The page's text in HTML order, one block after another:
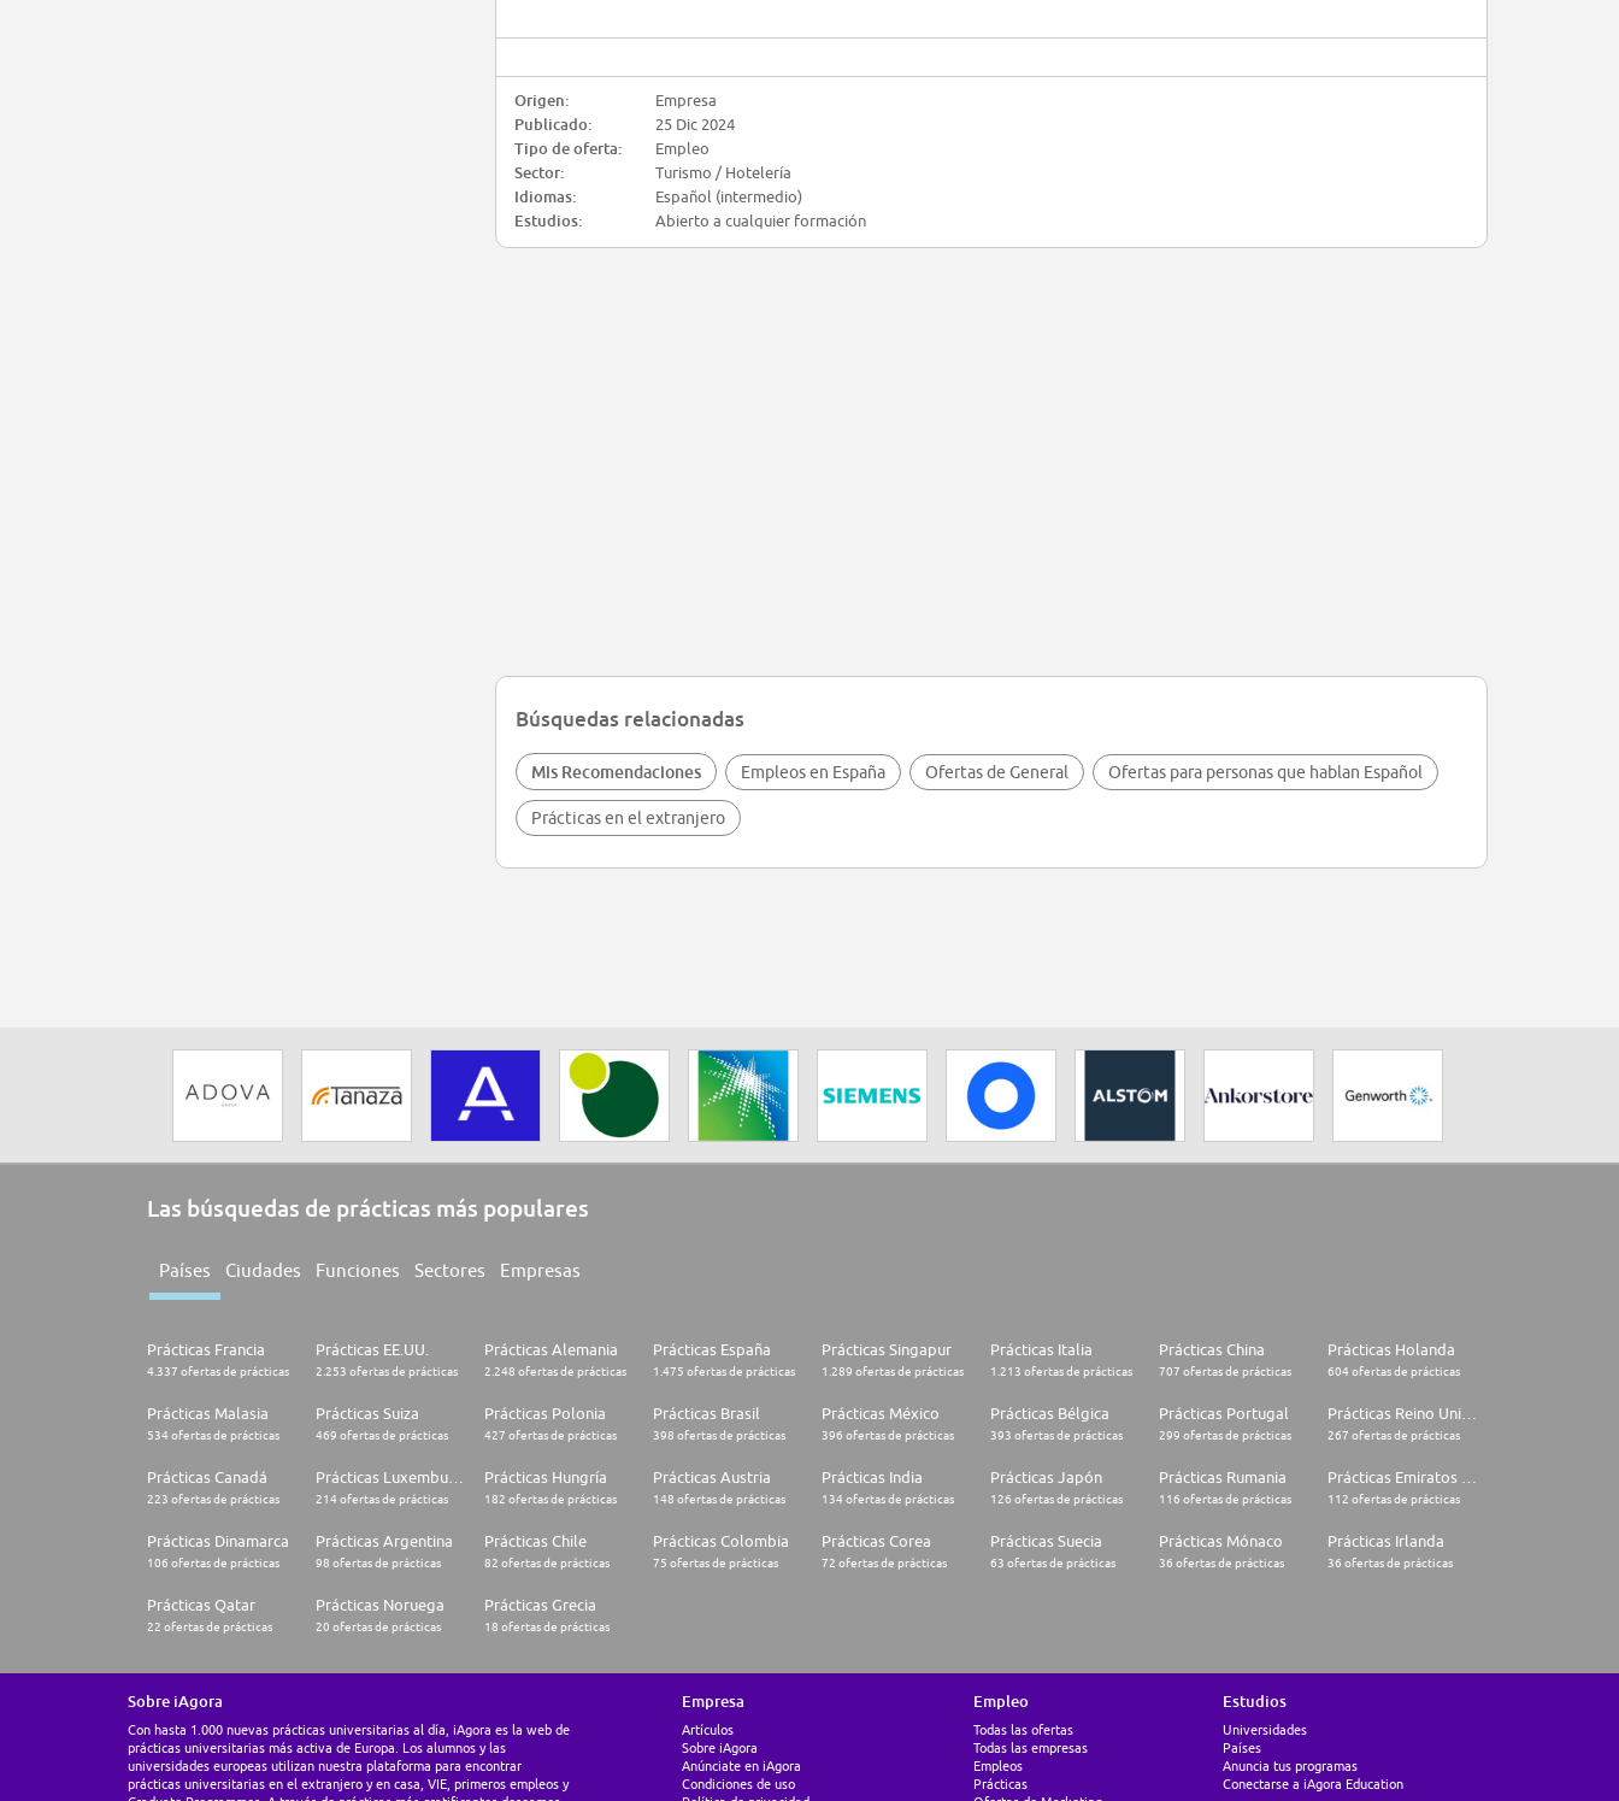
Origen:
Empresa
Publicado:
25 Dic 2024
Tipo de oferta:
Empleo
Sector:
Turismo / Hotelería
Idiomas:
Español (intermedio)
Estudios:
Abierto a cualquier formación
Búsquedas relacionadas
Mis Recomendaciones Empleos en España Ofertas de General Ofertas para personas que hablan Español
Prácticas en el extranjero
Las búsquedas de prácticas más populares
Países Ciudades Funciones Sectores Empresas
Prácticas Francia
4.337 ofertas de prácticas
Prácticas EE.UU.
2.253 ofertas de prácticas
Prácticas Alemania
2.248 ofertas de prácticas
Prácticas España
1.475 ofertas de prácticas
Prácticas Singapur
1.289 ofertas de prácticas
Prácticas Italia
1.213 ofertas de prácticas
Prácticas China
707 ofertas de prácticas
Prácticas Holanda
604 ofertas de prácticas
Prácticas Malasia
534 ofertas de prácticas
Prácticas Suiza
469 ofertas de prácticas
Prácticas Polonia
427 ofertas de prácticas
Prácticas Brasil
398 ofertas de prácticas
Prácticas México
396 ofertas de prácticas
Prácticas Bélgica
393 ofertas de prácticas
Prácticas Portugal
299 ofertas de prácticas 267 ofertas de prácticas
Prácticas Canadá
223 ofertas de prácticas 214 ofertas de prácticas
Prácticas Hungría
182 ofertas de prácticas
Prácticas Austria
148 ofertas de prácticas
Prácticas India
134 ofertas de prácticas
Prácticas Japón
126 ofertas de prácticas
Prácticas Rumania
116 ofertas de prácticas 112 ofertas de prácticas
Prácticas Dinamarca
106 ofertas de prácticas
Prácticas Argentina
98 ofertas de prácticas
Prácticas Chile
82 ofertas de prácticas
Prácticas Colombia
75 ofertas de prácticas
Prácticas Corea
72 ofertas de prácticas
Prácticas Suecia
63 ofertas de prácticas
Prácticas Mónaco
36 ofertas de prácticas
Prácticas Irlanda
36 ofertas de prácticas
Prácticas Qatar
22 ofertas de prácticas
Prácticas Noruega
20 ofertas de prácticas
Prácticas Grecia
18 ofertas de prácticas
Sobre iAgora
Con hasta 1.000 nuevas prácticas universitarias al día, iAgora es la web de
prácticas universitarias más activa de Europa. Los alumnos y las
universidades europeas utilizan nuestra plataforma para encontrar
prácticas universitarias en el extranjero y en casa, VIE, primeros empleos y
Empresa
Artículos
Sobre iAgora
Anúnciate en iAgora
Condiciones de uso
Empleo
Todas las ofertas
Todas las empresas
Empleos
Prácticas
Estudios
Universidades
Países
Anuncia tus programas
Conectarse a iAgora Education